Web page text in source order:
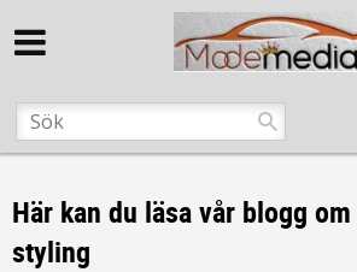
Här kan du läsa vår blogg
styling